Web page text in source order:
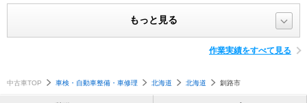
もっと見る
作業実績をすべて見る
中古車TOP 車検・自動車整備・車修理 北海道 北海道 釧路市